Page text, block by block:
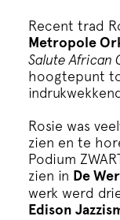
Recent trad
Metropole
Salute African
hoogtepunt
Rosie was
zien en te
Podium
zien in De
werk werd
Edison